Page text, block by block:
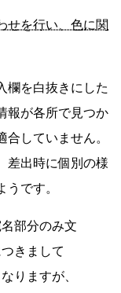
せを行い、色に関
欄を白抜きにした
報が各所で見つか
していません。
差出時に個別の様
です。
部分のみ文
きまして
りますが、